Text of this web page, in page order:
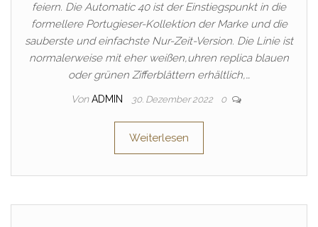
feiern. Die Automatic 40 ist der Einstiegspunkt in die
formellere Portugieser-Kollektion der Marke und die
sauberste und einfachste Nur-Zeit-Version. Die Linie ist
normalerweise mit eher weißen,uhren replica blauen
oder grünen Zifferblättern erhältlich,…
Von ADMIN 30. Dezember 2022 0
Weiterlesen